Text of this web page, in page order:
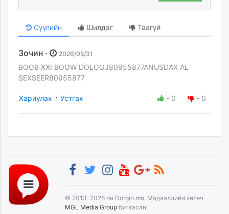
Сүүлийн Шилдэг Таагүй
Зочин · 2026/05/31
BOOB XXI BOOW DOLOOJ80955877ANUSDAX AL
SEXSEER80955877
Хариулах · Устгах - 0 - 0
© 2013-2026 он Dorgio.mn, Мэдээллийн хөтөч
MGL Media Group бүтээсэн.